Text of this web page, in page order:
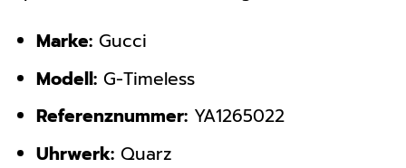
Marke:Gucci
Modell:G-Timeless
Referenznummer:YA1265022
Uhrwerk:Quarz